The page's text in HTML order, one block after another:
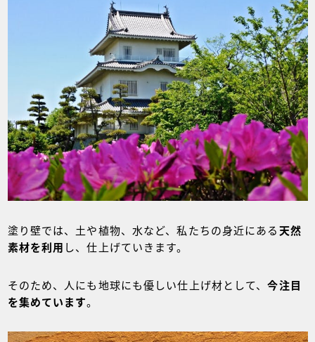
塗り壁では、土や植物、水など、私たちの身近にある天然
素材を利用 し、仕上げていきます。
そのため、人にも地球にも優しい仕上げ材として、今注目
を集めています。